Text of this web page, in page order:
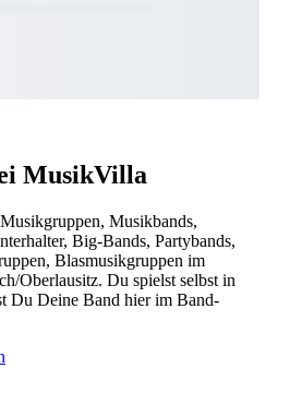
MusikVilla
Musikbands,
Big-Bands, Partybands,
Blasmusikgruppen im
Oberlausitz. Du spielst selbst in
Du Deine Band hier im Band-